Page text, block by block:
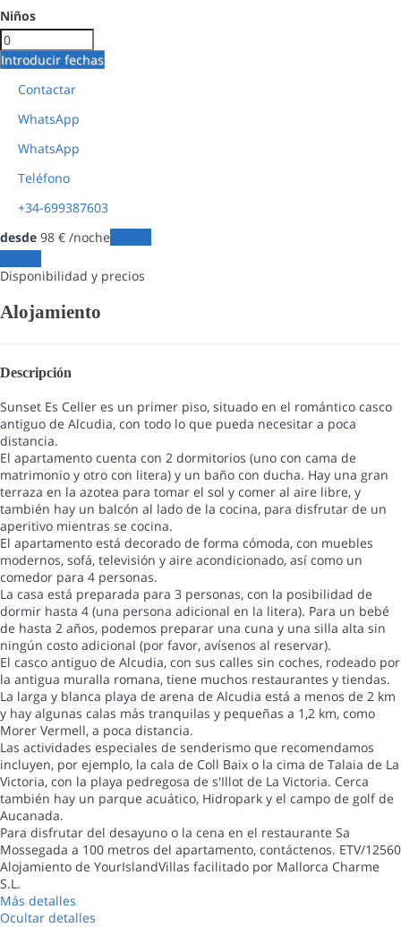
Niños
Introducir fechas
Contactar
WhatsApp
WhatsApp
Teléfono
+34-699387603
desde 98 € /noche
Disponibilidad y precios
Alojamiento
Descripción
Sunset Es Celler es un primer piso, situado en el romántico casco
antiguo de Alcudia, con todo lo que pueda necesitar a poca
distancia.
El apartamento cuenta con 2 dormitorios (uno con cama de
matrimonio y otro con litera) y un baño con ducha. Hay una gran
terraza en la azotea para tomar el sol y comer al aire libre, y
también hay un balcón al lado de la cocina, para disfrutar de un
aperitivo mientras se cocina.
El apartamento está decorado de forma cómoda, con muebles
modernos, sofá, televisión y aire acondicionado, así como un
comedor para 4 personas.
La casa está preparada para 3 personas, con la posibilidad de
dormir hasta 4 (una persona adicional en la litera). Para un bebé
de hasta 2 años, podemos preparar una cuna y una silla alta sin
ningún costo adicional (por favor, avísenos al reservar).
El casco antiguo de Alcudia, con sus calles sin coches, rodeado por
la antigua muralla romana, tiene muchos restaurantes y tiendas.
La larga y blanca playa de arena de Alcudia está a menos de 2 km
y hay algunas calas más tranquilas y pequeñas a 1,2 km, como
Morer Vermell, a poca distancia.
Las actividades especiales de senderismo que recomendamos
incluyen, por ejemplo, la cala de Coll Baix o la cima de Talaia de La
Victoria, con la playa pedregosa de s'Illot de La Victoria. Cerca
también hay un parque acuático, Hidropark y el campo de golf de
Aucanada.
Para disfrutar del desayuno o la cena en el restaurante Sa
Mossegada a 100 metros del apartamento, contáctenos. ETV/12560
Alojamiento de YourIslandVillas facilitado por Mallorca Charme
S.L.
Más detalles
Ocultar detalles